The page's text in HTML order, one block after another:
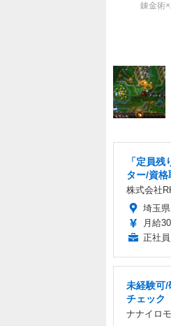
錬金術
「定員
ター/資格
株式会社
埼玉県
月給
正社員
未経験可/
チェック
ナナイロ